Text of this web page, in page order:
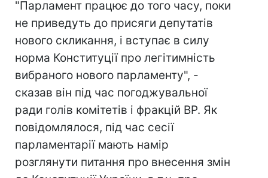
"Парламент працює до того часу, поки
не приведуть до присяги депутатів
нового скликання, і вступає в силу
норма Конституції про легітимність
вибраного нового парламенту", -
сказав він під час погоджувальної
ради голів комітетів і фракцій ВР. Як
повідомлялося, під час сесії
парламентарії мають намір
розглянути питання про внесення змін